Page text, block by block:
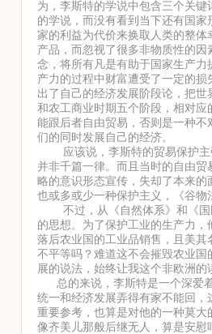
为，李斯特的学说中包含三个关
的学说，而没有看到当下还有国
家的利益为代价来换取人类的整
产品，而忽视了很多非物质性的
念，将所有凡是有助于国家生产
产力的过程中财富遭受了一定的
出了自己的经济发展阶段论，把
和农工商业时期五个阶段，相对
能跟后者自由贸易，否则是一种不
们的同时发展自己的经济。
应该说，李斯特的贸易保护主
并非千篇一律。而且当时的自由
略的意识形态宣传，失却了本来
也或多或少一种保护主义，《谷物
不过，从《自然体系》和《国
的思想。为了保护工业的生产力
落后农业国的工业品销售，且美
不平等吗？难道这不会摧毁农业
展的说法，始终让我这个非欧洲的
总的来说，李斯特是一个深爱着
统一和经济发展弄得有家不能回
重要参考，也算是对他的一种莫
像齐美儿那般后继无人，算是安慰